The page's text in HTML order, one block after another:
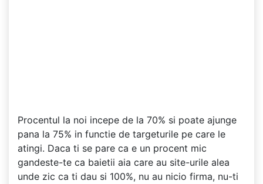
Procentul la noi incepe de la 70% si poate ajunge
pana la 75% in functie de targeturile pe care le
atingi. Daca ti se pare ca e un procent mic
gandeste-te ca baietii aia care au site-urile alea
unde zic ca ti dau si 100%, nu au nicio firma, nu-ti